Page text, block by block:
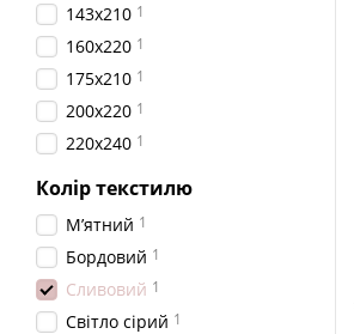
143x210 1
160x220 1
175x210 1
200x220 1
220x240 1
Колір текстилю
Мʼятний 1
Бордовий 1
Сливовий 1
Світло сірий 1